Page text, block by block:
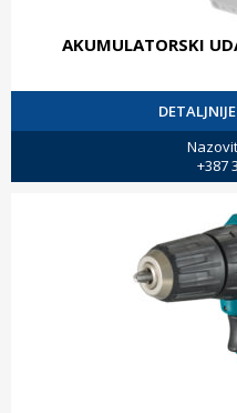
AKUMULATORSKI
+387